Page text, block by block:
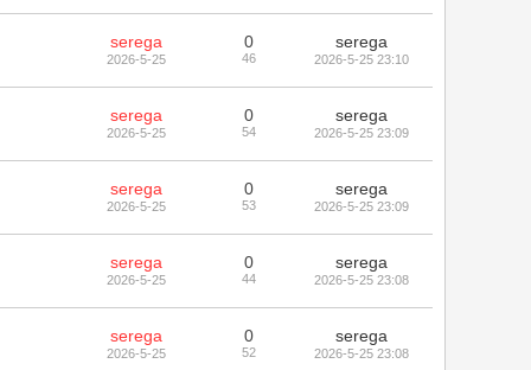
serega
2026-5-25
0
46
serega
2026-5-25 23:10
serega
2026-5-25
0
54
serega
2026-5-25 23:09
serega
2026-5-25
0
53
serega
2026-5-25 23:09
serega
2026-5-25
0
44
serega
2026-5-25 23:08
serega
2026-5-25
0
52
serega
2026-5-25 23:08